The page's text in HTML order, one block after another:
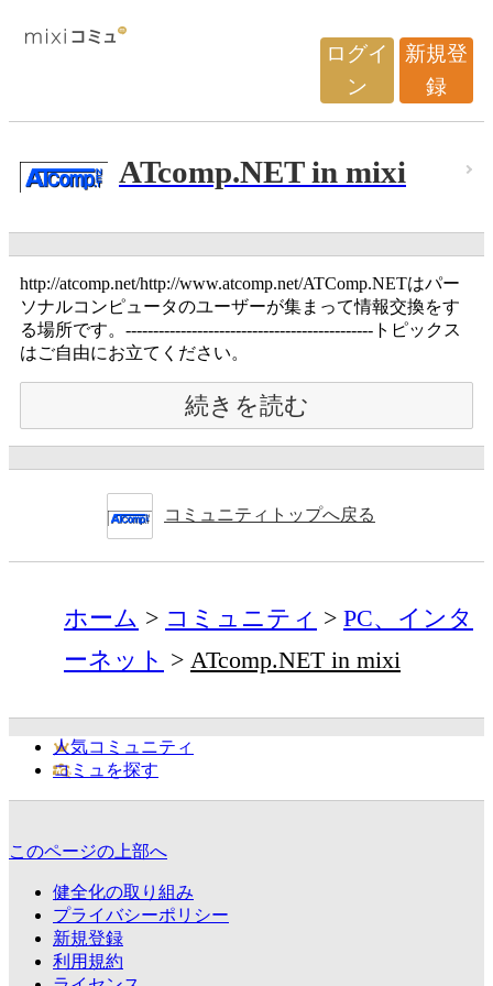
ログイ
ン
新規登
録
ATcomp.NET in mixi
http://atcomp.net/http://www.atcomp.net/ATComp.NETはパー
ソナルコンピュータのユーザーが集まって情報交換をす
る場所です。---------------------------------------------トピックス
はご自由にお立てください。
続きを読む
コミュニティトップへ戻る
ホーム コミュニティ
PC、インタ
ーネット
ATcomp.NET in mixi
人気コミュニティ
コミュを探す
このページの上部へ
健全化の取り組み
プライバシーポリシー
新規登録
利用規約